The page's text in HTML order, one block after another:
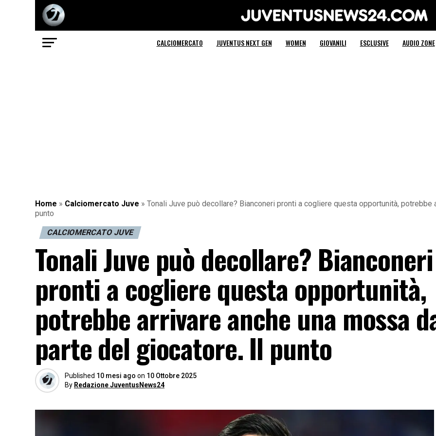
Juventus News 24
CALCIOMERCATO JUVENTUS NEXT GEN WOMEN GIOVANILI ESCLUSIVE AUDIO ZONE
Home » Calciomercato Juve » Tonali Juve può decollare? Bianconeri pronti a cogliere questa opportunità,
punto
CALCIOMERCATO JUVE
Tonali Juve può decollare? Bianconeri
pronti a cogliere questa opportunità,
potrebbe arrivare anche una mossa
parte del giocatore. Il punto
Published 10 mesi ago on 10 Ottobre 2025
By Redazione JuventusNews24